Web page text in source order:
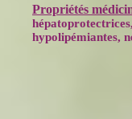
Propriétés
hypolipémiantes,